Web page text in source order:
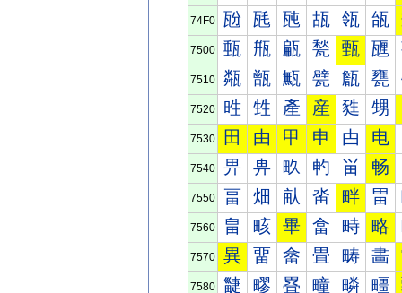
74F0 瓰 瓱 瓲 瓳 瓴 瓵
7500 甀 甁 甂 甃 甄 甅
7510 甐 甑 甒 甓 甔 甕
7520 甠 甡 產 産 甤 甥
7530 田 由 甲 申 甴 电
7540 畀 畁 畂 畃 畄 畅
7550 畐 畑 畒 畓 畔 畕
7560 畠 畡 畢 畣 畤 略
7570 異 畱 畲 畳 畴 畵
7580 疀 疁 疂 疃 疄 疅